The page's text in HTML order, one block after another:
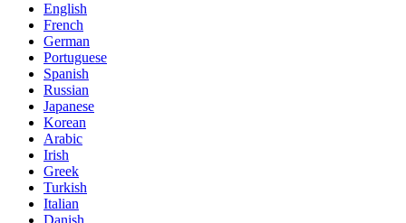
English
French
German
Portuguese
Spanish
Russian
Japanese
Korean
Arabic
Irish
Greek
Turkish
Italian